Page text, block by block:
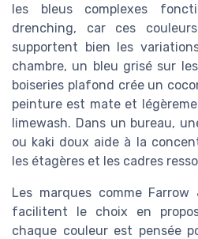
les bleus complexes
drenching, car ces
supportent bien les
chambre, un bleu grisé sur
boiseries plafond crée un
peinture est mate et
limewash. Dans un bureau,
ou kaki doux aide à la
les étagères et les cadres
Les marques comme
facilitent le choix en
chaque couleur est pensée